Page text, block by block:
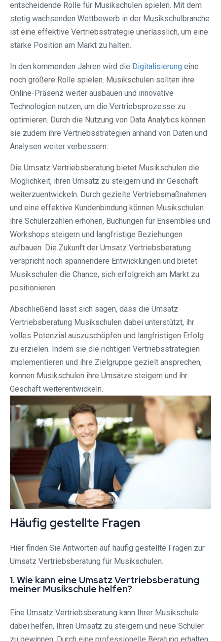
entscheidende Rolle für Musikschulen spielen. Mit dem
stetig wachsenden Wettbewerb in der Musikschulbranche
ist eine effektive Vertriebsstrategie unerlässlich, um eine
starke Position am Markt zu halten.
In den kommenden Jahren wird die Digitalisierung eine
noch größere Rolle spielen. Musikschulen sollten ihre
Online-Präsenz weiter ausbauen und innovative
Technologien nutzen, um die Vertriebsprozesse zu
optimieren. Durch die Nutzung von Data Analytics können
sie zudem ihre Vertriebsstrategien anhand von Daten und
Analysen weiter verbessern.
Die Umsatz Vertriebsberatung bietet Musikschulen die
Möglichkeit, ihren Umsatz zu steigern und ihr Geschäft
weiterzuentwickeln. Durch gezielte Vertriebsmaßnahmen
und eine effektive Kundenbindung können Musikschulen
ihre Schülerzahlen erhöhen, Buchungen für Ensembles und
Workshops steigern und langfristige Beziehungen
aufbauen. Die Zukunft der Umsatz Vertriebsberatung
verspricht noch spannendere Entwicklungen und bietet
Musikschulen die Chance, sich erfolgreich am Markt zu
positionieren.
Abschließend lässt sich sagen, dass die Umsatz
Vertriebsberatung Musikschulen dabei unterstützt, ihr
volles Potenzial auszuschöpfen und langfristigen Erfolg
zu erzielen. Indem sie die richtigen Vertriebsstrategien
implementieren und ihre Zielgruppe gezielt ansprechen,
können Musikschulen ihre Umsätze steigern und ihr
Geschäft weiterentwickeln.
Häufig gestellte Fragen
Hier finden Sie Antworten auf häufig gestellte Fragen zur
Umsatz Vertriebsberatung für Musikschulen.
1. Wie kann eine Umsatz Vertriebsberatung
meiner Musikschule helfen?
Eine Umsatz Vertriebsberatung kann Ihrer Musikschule
dabei helfen, Ihren Umsatz zu steigern und neue Schüler